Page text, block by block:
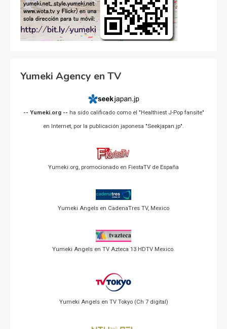
Yumeki Agency en TV
-- Yumeki.org -- ha sido calificado como el "Healthiest J-Pop fansite"
en Internet, por la publicación japonesa "Seekjapan.jp".
Yumeki.org, promocionado en FiestaTV de España
Yumeki Angels en CadenaTres TV, Mexico
Yumeki Angels en TV Azteca 13 HDTV Mexico.
Yumeki Angels en TV Tokyo (Ch 7 digital)